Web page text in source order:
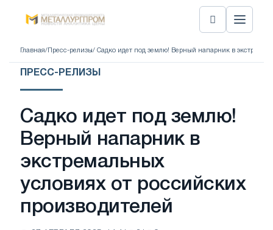
Главная/ Пресс-релизы/ Садко идет под землю! Верный напарник в
ПРЕСС-РЕЛИЗЫ
Садко идет под землю!
Верный напарник в
экстремальных
условиях от российских
производителей